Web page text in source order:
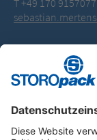
T +49 170 9157077
Instagram